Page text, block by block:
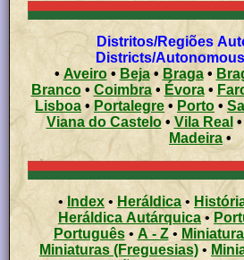
Distritos/Regiões Autónomas -
Districts/
•Aveiro• Beja•Braga•
Branco• Coimbra• Évora•
Lisboa •Portalegre • Porto •
Viana do Castelo• Vila Real •
Madeira •
• Index• Heráldica •
Heráldica Autárquica•
Português• A - Z•
Miniaturas (Freguesias) •